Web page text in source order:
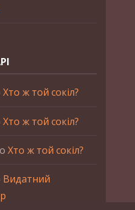
Хто ж той сокіл?
Хто ж той сокіл?
Хто ж той сокіл?
Видатний